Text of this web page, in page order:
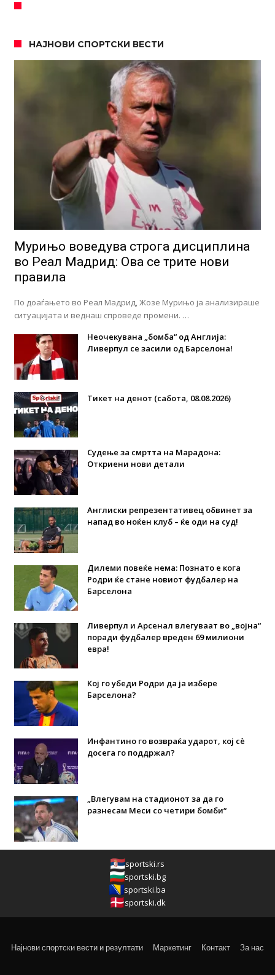
НАЈНОВИ СПОРТСКИ ВЕСТИ
Мурињо воведува строга дисциплина
во Реал Мадрид: Ова се трите нови
правила
По доаѓањето во Реал Мадрид, Жозе Мурињо ја анализираше
ситуацијата и веднаш спроведе промени. …
Неочекувана „бомба“ од Англија:
Ливерпул се засили од Барселона!
Тикет на денот (сабота, 08.08.2026)
Судење за смртта на Марадона:
Откриени нови детали
Англиски репрезентативец обвинет за
напад во ноќен клуб – ќе оди на суд!
Дилеми повеќе нема: Познато е кога
Родри ќе стане новиот фудбалер на
Барселона
Ливерпул и Арсенал влегуваат во „војна“
поради фудбалер вреден 69 милиони
евра!
Кој го убеди Родри да ја избере
Барселона?
Инфантино го возвраќа ударот, кој сè
досега го поддржал?
„Влегувам на стадионот за да го
разнесам Меси со четири бомби“
sportski.rs
sportski.bg
sportski.ba
sportski.dk
Најнови спортски вести и резултати Маркетинг Контакт За нас